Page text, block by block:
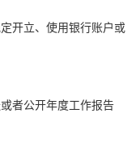
开立、使用银行账户或
者公开年度工作报告